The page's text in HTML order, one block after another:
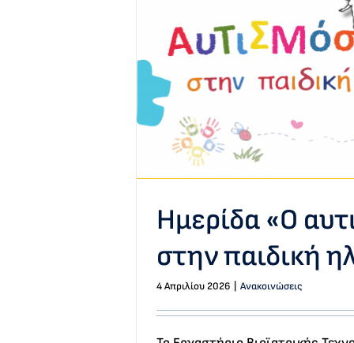
Ημερίδα «Ο
στην παιδική
4 Απριλίου 2026 Ανακοινώσεις